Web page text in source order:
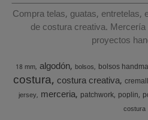
Compra telas, guatas,
de costura creativa.
proyectos
18 mm algodón bolsos bolsos
costura costura creativa
jersey merceria patchwork poplin
costura